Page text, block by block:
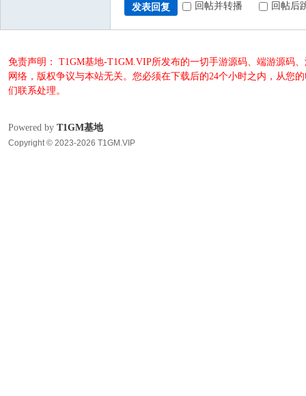
发表回复 回帖并转播 回帖后
免责声明： T1GM基地-T1GM.VIP所发布的一切手游源码、端游源码
网络，版权争议与本站无关。您必须在下载后的24个小时之内，从您
们联系处理。
Powered by T1GM基地
Copyright © 2023-2026 T1GM.VIP